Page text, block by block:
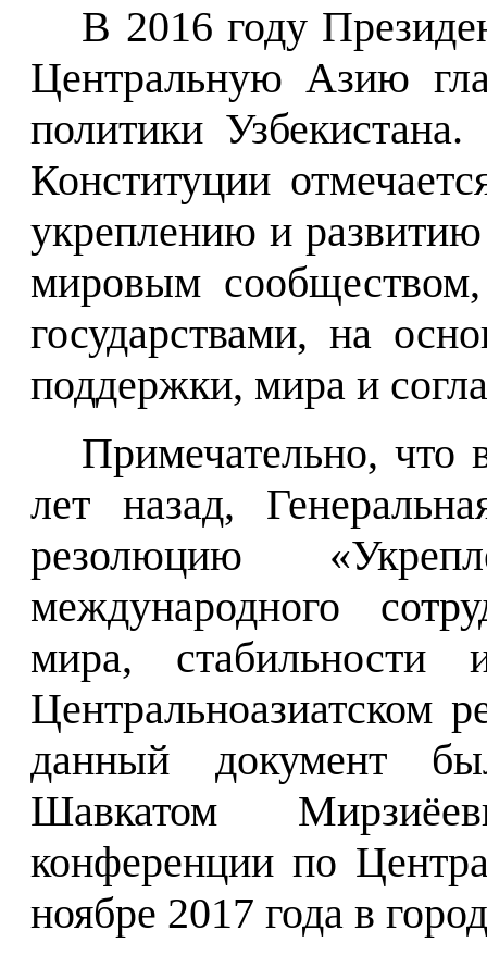
В 2016 году
Центральную Азию
политики
Конституции
укреплению и
мировым
государствами, на
поддержки, мира и
Примечательно, что
лет назад,
резолюцию
международного
мира, стабильности
Центральноазиатском
данный документ
Шавкатом
конференции по
ноябре 2017 года в